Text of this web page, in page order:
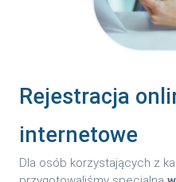
Rejestracja
internetowe
Dla osób korzystających z